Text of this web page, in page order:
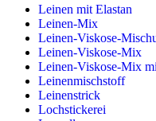
Leinen mit Elastan
Leinen-Mix
Leinen-Viskose-
Leinen-Viskose-Mix
Leinen-Viskose-Mix
Leinenmischstoff
Leinenstrick
Lochstickerei